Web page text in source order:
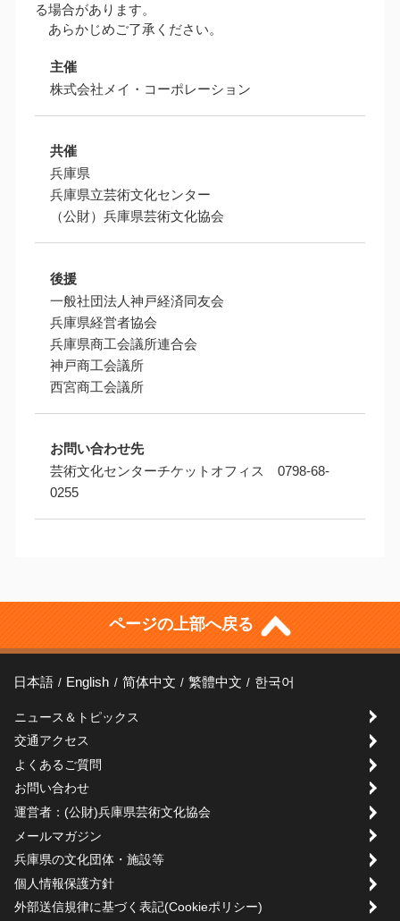
る場合があります。
あらかじめご了承ください。
主催
株式会社メイ・コーポレーション
共催
兵庫県
兵庫県立芸術文化センター
（公財）兵庫県芸術文化協会
後援
一般社団法人神戸経済同友会
兵庫県経営者協会
兵庫県商工会議所連合会
神戸商工会議所
西宮商工会議所
お問い合わせ先
芸術文化センターチケットオフィス 0798-68-
0255
ページの上部へ戻る
日本語 English 简体中文 繁體中文 한국어
ニュース＆トピックス
交通アクセス
よくあるご質問
お問い合わせ
運営者：(公財)兵庫県芸術文化協会
メールマガジン
兵庫県の文化団体・施設等
個人情報保護方針
外部送信規律に基づく表記(Cookieポリシー)